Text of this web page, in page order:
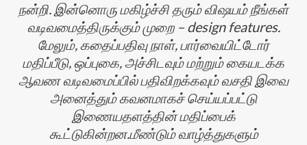
நன்றி. இன்னொரு மகிழ்ச்சி தரும் விஷயம் நீங்கள்
வடிவமைத்திருக்கும் முறை – design features.
மேலும், கதைப்பதிவு நாள், பார்வையிட்டோர்
மதிப்பீடு, ஒப்புகை, அச்சிடவும் மற்றும் கையடக்க
ஆவண வடிவமைப்பில் பதிவிறக்கவும் வசதி இவை
அனைத்தும் கவனமாகச் செய்யப்பட்டு
இணையதளத்தின் மதிப்பைக்
கூட்டுகின்றன.மீண்டும் வாழ்த்துகளும்